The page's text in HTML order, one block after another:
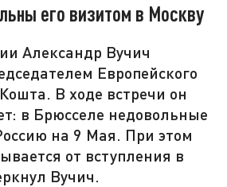
его визитом в Москву
Александр Вучич
Европейского
В ходе встречи он
в Брюсселе недовольные
на 9 Мая. При этом
от вступления в
Вучич.